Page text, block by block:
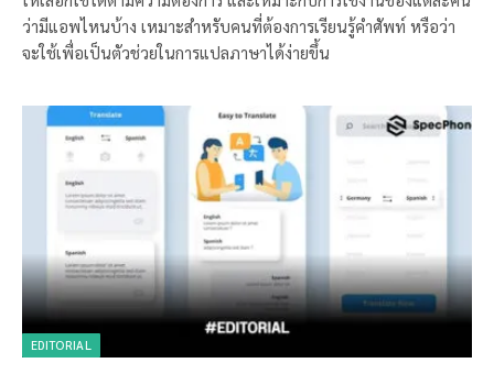
ว่ามีแอพไหนบ้าง เหมาะสำหรับคนที่ต้องการเรียนรู้คำศัพท์ หรือว่า
จะใช้เพื่อเป็นตัวช่วยในการแปลภาษาได้ง่ายขึ้น
EDITORIAL